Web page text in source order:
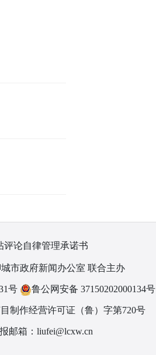
评论自律管理承诺书
市政府新闻办公室 联合主办
号 鲁公网安备 37150202000134号
制作经营许可证（鲁）字第720号
邮箱：liufei@lcxw.cn